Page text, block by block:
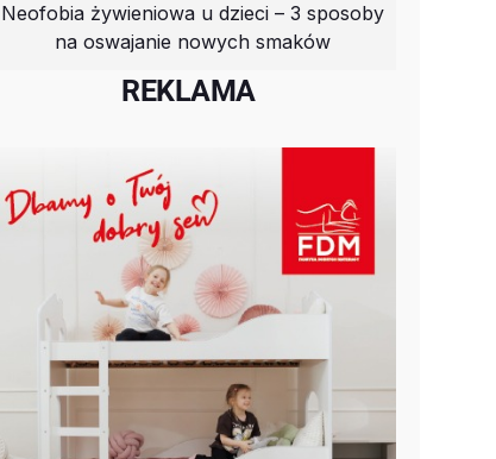
Neofobia żywieniowa u dzieci – 3 sposoby
na oswajanie nowych smaków
REKLAMA